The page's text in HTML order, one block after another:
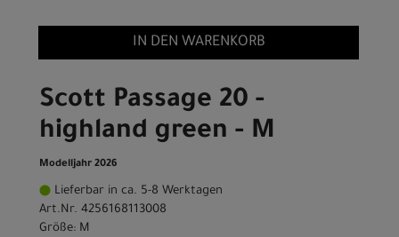
IN DEN WARENKORB
Scott Passage 20 -
highland green - M
Modelljahr 2026
Lieferbar in ca. 5-8 Werktagen
Art.Nr. 4256168113008
Größe: M